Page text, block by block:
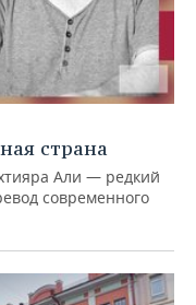
страна
Али — редкий
современного